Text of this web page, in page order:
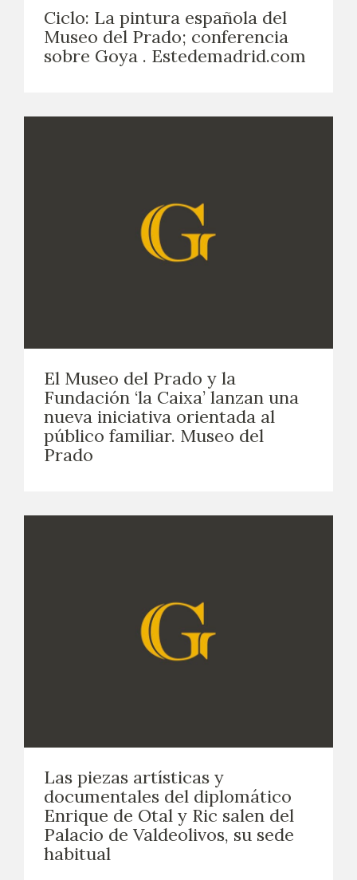
Ciclo: La pintura española del
Museo del Prado; conferencia
sobre Goya . Estedemadrid.com
El Museo del Prado y la
Fundación ‘la Caixa’ lanzan una
nueva iniciativa orientada al
público familiar. Museo del
Prado
Las piezas artísticas y
documentales del diplomático
Enrique de Otal y Ric salen del
Palacio de Valdeolivos, su sede
habitual